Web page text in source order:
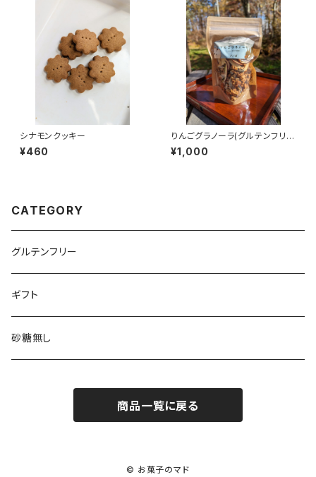
シナモンクッキー
¥460
りんごグラノーラ(グルテンフリ
ー)
¥1,000
CATEGORY
グルテンフリー
ギフト
砂糖無し
商品一覧に戻る
© お菓子のマド